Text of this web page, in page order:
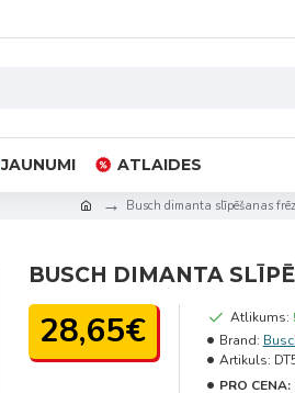
JAUNUMI ATLAIDES
Busch dimanta slīpēšanas
BUSCH DIMANTA
28,65€ Atlikums:
Brand:
Artikuls:
PRO CENA: